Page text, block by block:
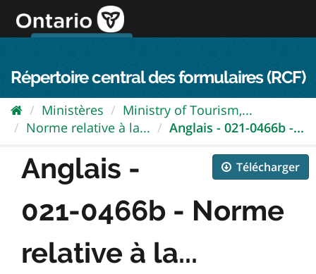
directement
au
Répertoire central des formulaires (RCF)
Ministères
Ministry of Tourism,...
Norme relative à la...
Anglais - 021-0466b -...
Télécharger
Anglais -
021-0466b - Norme
relative à la...